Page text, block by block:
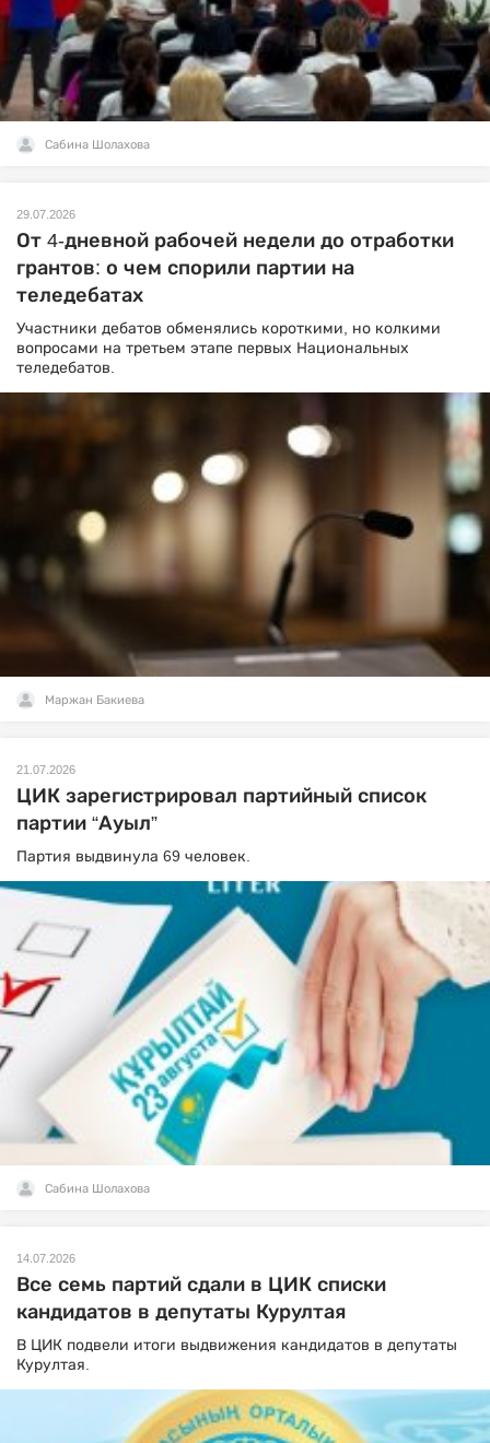
Сабина Шолахова
29.07.2026
От 4-дневной рабочей недели до отработки
грантов: о чем спорили партии на
теледебатах
Участники дебатов обменялись короткими, но колкими
вопросами на третьем этапе первых Национальных
теледебатов.
Маржан Бакиева
21.07.2026
ЦИК зарегистрировал партийный список
партии “Ауыл”
Партия выдвинула 69 человек.
Сабина Шолахова
14.07.2026
Все семь партий сдали в ЦИК списки
кандидатов в депутаты Курултая
В ЦИК подвели итоги выдвижения кандидатов в депутаты
Курултая.